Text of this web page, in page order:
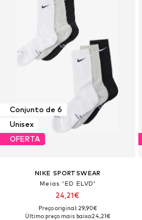
Conjunto de 6
Unisex
OFERTA
NIKE SPORTSWEAR
Meias 'ED ELVD'
24,21€
Preço original: 29,90€
Último preço mais baixo:24,21€